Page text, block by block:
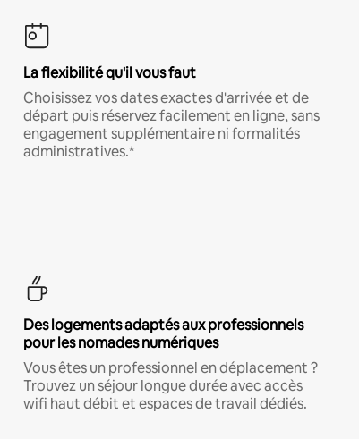
La flexibilité qu'il vous faut
Choisissez vos dates exactes d'arrivée et de
départ puis réservez facilement en ligne, sans
engagement supplémentaire ni formalités
administratives.*
Des logements adaptés aux professionnels
pour les nomades numériques
Vous êtes un professionnel en déplacement ?
Trouvez un séjour longue durée avec accès
wifi haut débit et espaces de travail dédiés.